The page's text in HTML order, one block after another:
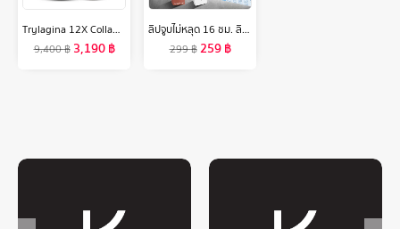
Trylagina 12X Collagen ไตรลาจิน่า คอลลาเจน 12X เซรั่มคืนความอ่อนเยาว์ครบ 5 มิติ 2 กระปุก ฟรี ขนาดพกพา 2 กระปุก
9,400฿ 3,190฿
ลิปจูบไม่หลุด 16 ชม. ลิปจิ้มจุ่มเนื้อแมท เมย์เบลลีน ซุปเปอร์ สเตย์ แมท อิ้งค์ ลิขวิด ลิปสติก 5 มล. MAYBELLINE NEW YORK SUPERSTAY MATTE INK Liquid Lipstick 5 ml (เครื่องสำอาง, ลิปติดทน, ลิปแมท, ลิปกันน้ำ)
299฿259฿